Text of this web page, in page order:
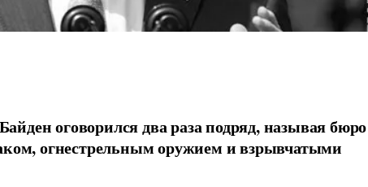
оговорился два раза подряд, называя бюро
огнестрельным оружием и взрывчатыми